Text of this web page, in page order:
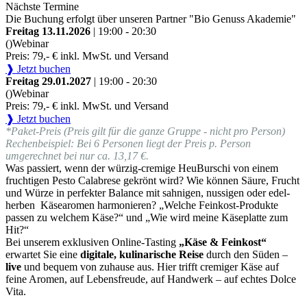
Nächste Termine
Die Buchung erfolgt über unseren Partner "Bio Genuss Akademie"
Freitag 13.11.2026 | 19:00 - 20:30
()Webinar
Preis: 79,- € inkl. MwSt. und Versand
❱ Jetzt buchen
Freitag 29.01.2027 | 19:00 - 20:30
()Webinar
Preis: 79,- € inkl. MwSt. und Versand
❱ Jetzt buchen
*Paket-Preis (Preis gilt für die ganze Gruppe - nicht pro Person)
Rechenbeispiel: Bei 6 Personen liegt der Preis p. Person
umgerechnet bei nur ca. 13,17 €.
Was passiert, wenn der würzig-cremige HeuBurschi von einem
fruchtigen Pesto Calabrese gekrönt wird? Wie können Säure, Frucht
und Würze in perfekter Balance mit sahnigen, nussigen oder edel-
herben Käsearomen harmonieren? „Welche Feinkost-Produkte
passen zu welchem Käse?“ und „Wie wird meine Käseplatte zum
Hit?“
Bei unserem exklusiven Online-Tasting „Käse & Feinkost“
erwartet Sie eine digitale, kulinarische Reise durch den Süden –
live und bequem von zuhause aus. Hier trifft cremiger Käse auf
feine Aromen, auf Lebensfreude, auf Handwerk – auf echtes Dolce
Vita.